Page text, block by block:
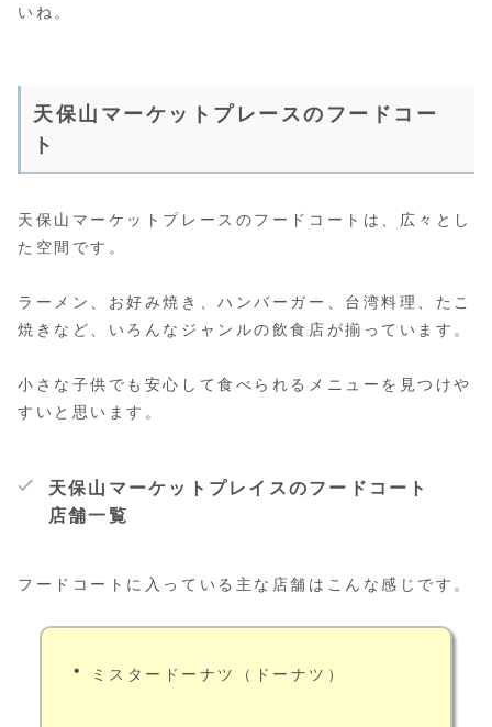
いね。
天保山マーケットプレースのフードコー
ト
天保山マーケットプレースのフードコートは、広々とし
た空間です。
ラーメン、お好み焼き、ハンバーガー、台湾料理、たこ
焼きなど、いろんなジャンルの飲食店が揃っています。
小さな子供でも安心して食べられるメニューを見つけや
すいと思います。
天保山マーケットプレイスのフードコート
店舗一覧
フードコートに入っている主な店舗はこんな感じです。
・ ミスタードーナツ（ドーナツ）